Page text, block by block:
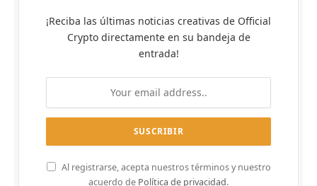
¡Reciba las últimas noticias creativas de Official
Crypto directamente en su bandeja de
entrada!
Al registrarse, acepta nuestros términos y nuestro
acuerdo de Política de privacidad.